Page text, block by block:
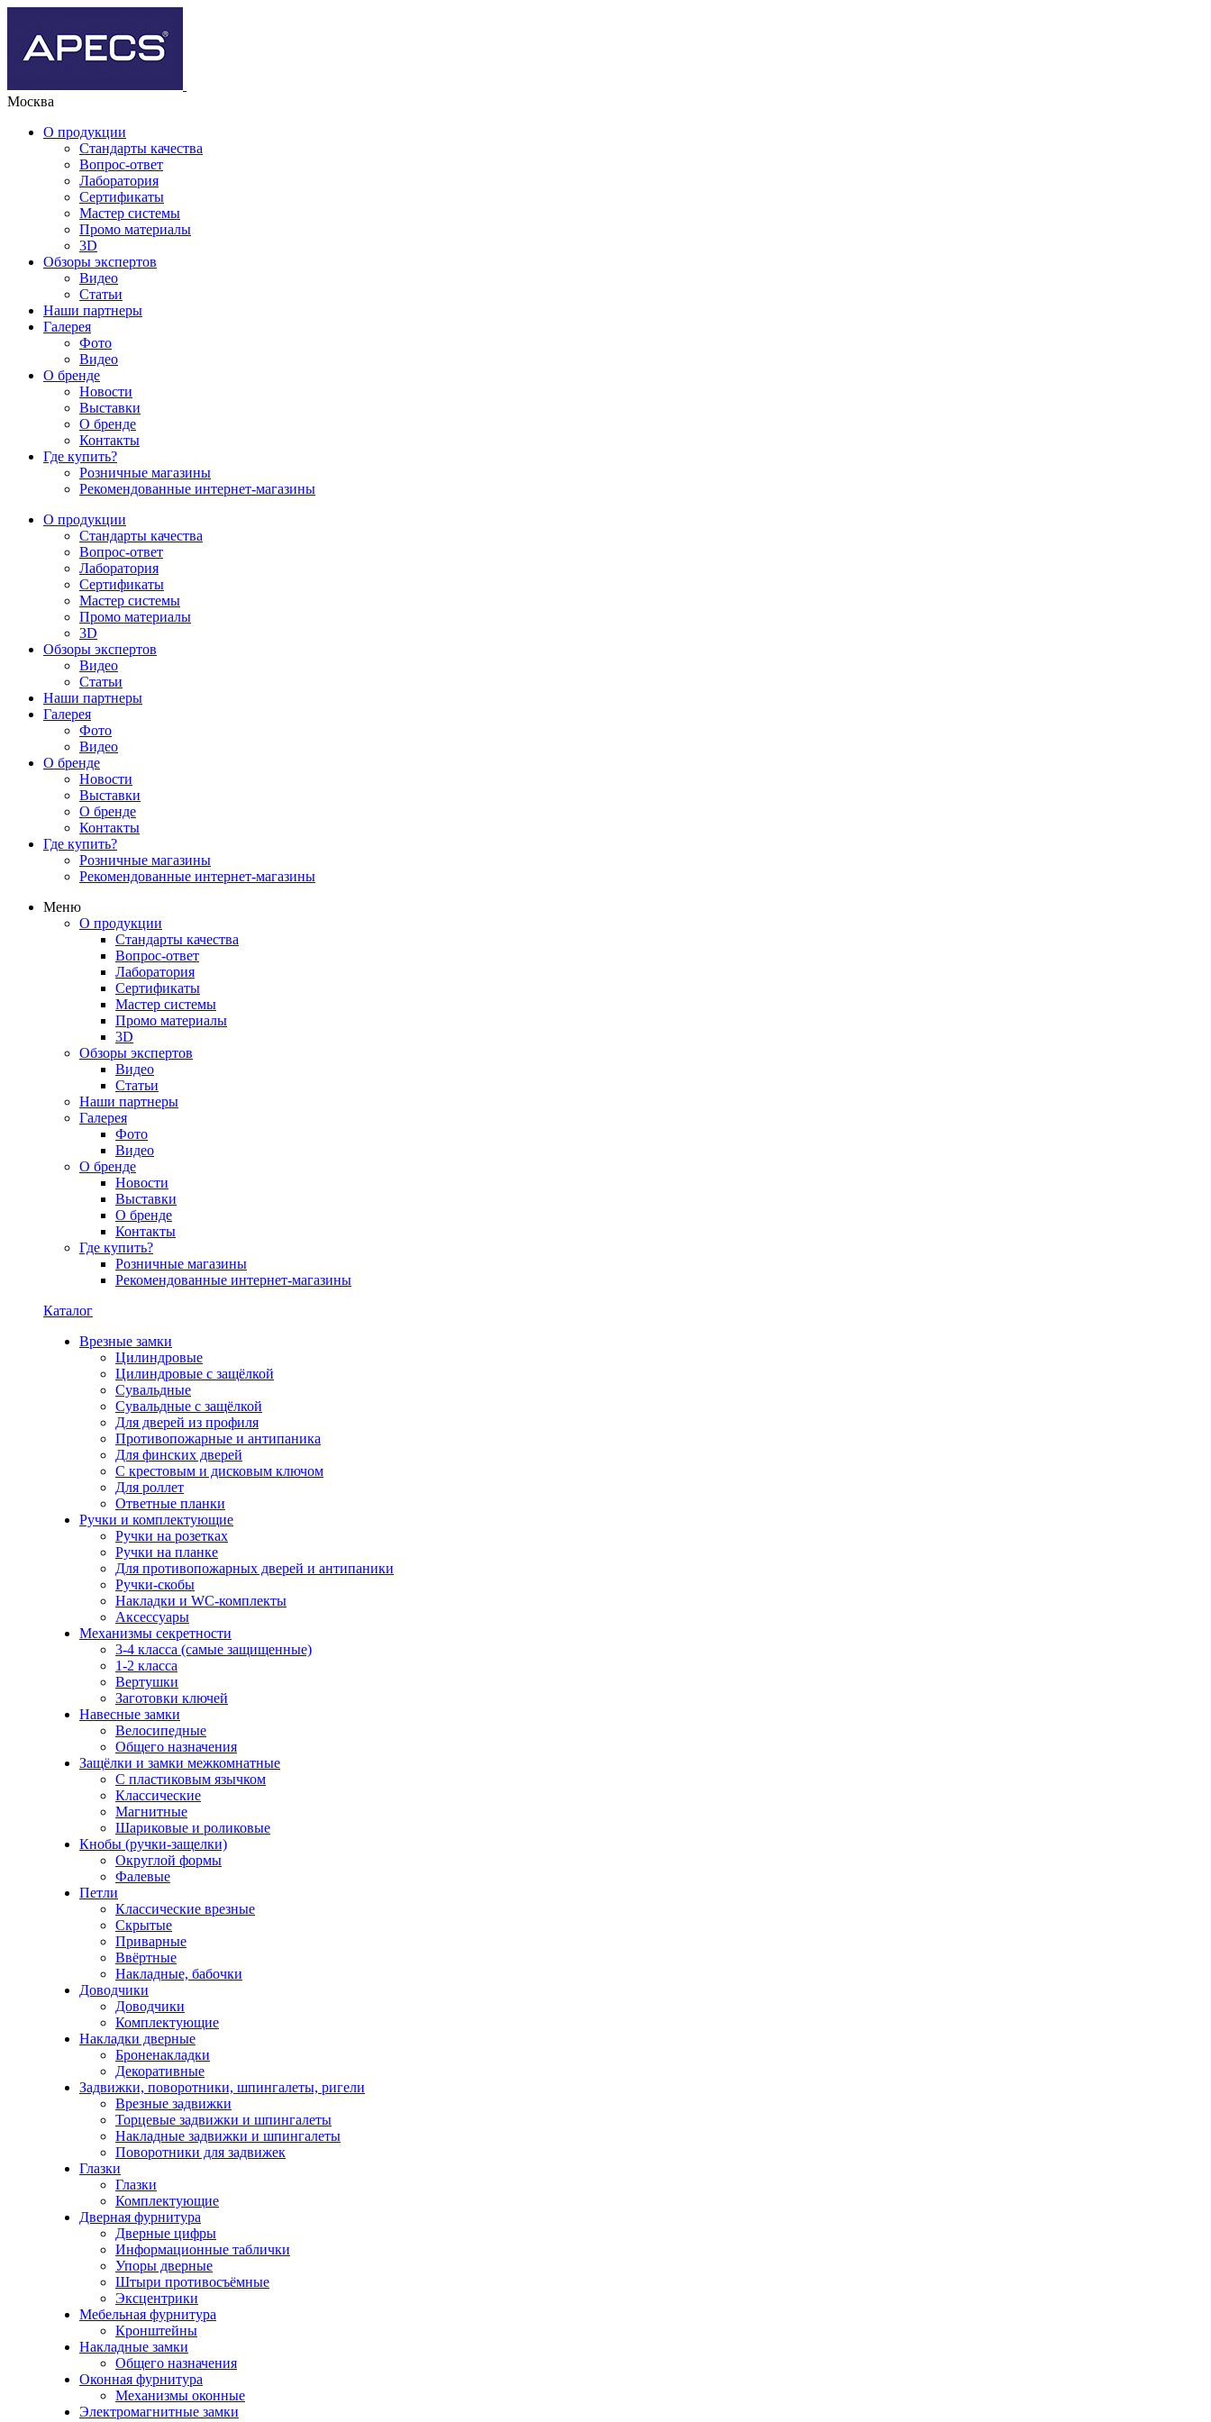
Москва
О продукции
Стандарты качества
Вопрос-ответ
Лаборатория
Сертификаты
Мастер системы
Промо материалы
3D
Обзоры экспертов
Видео
Статьи
Наши партнеры
Галерея
Фото
Видео
О бренде
Новости
Выставки
О бренде
Контакты
Где купить?
Розничные магазины
Рекомендованные интернет-магазины
О продукции
Стандарты качества
Вопрос-ответ
Лаборатория
Сертификаты
Мастер системы
Промо материалы
3D
Обзоры экспертов
Видео
Статьи
Наши партнеры
Галерея
Фото
Видео
О бренде
Новости
Выставки
О бренде
Контакты
Где купить?
Розничные магазины
Рекомендованные интернет-магазины
Меню
О продукции
Стандарты качества
Вопрос-ответ
Лаборатория
Сертификаты
Мастер системы
Промо материалы
3D
Обзоры экспертов
Видео
Статьи
Наши партнеры
Галерея
Фото
Видео
О бренде
Новости
Выставки
О бренде
Контакты
Где купить?
Розничные магазины
Рекомендованные интернет-магазины
Каталог
Врезные замки
Цилиндровые
Цилиндровые с защёлкой
Сувальдные
Сувальдные с защёлкой
Для дверей из профиля
Противопожарные и антипаника
Для финских дверей
С крестовым и дисковым ключом
Для роллет
Ответные планки
Ручки и комплектующие
Ручки на розетках
Ручки на планке
Для противопожарных дверей и антипаники
Ручки-скобы
Накладки и WC-комплекты
Аксессуары
Механизмы секретности
3-4 класса (самые защищенные)
1-2 класса
Вертушки
Заготовки ключей
Навесные замки
Велосипедные
Общего назначения
Защёлки и замки межкомнатные
С пластиковым язычком
Классические
Магнитные
Шариковые и роликовые
Кнобы (ручки-защелки)
Округлой формы
Фалевые
Петли
Классические врезные
Скрытые
Приварные
Ввёртные
Накладные, бабочки
Доводчики
Доводчики
Комплектующие
Накладки дверные
Броненакладки
Декоративные
Задвижки, поворотники, шпингалеты, ригели
Врезные задвижки
Торцевые задвижки и шпингалеты
Накладные задвижки и шпингалеты
Поворотники для задвижек
Глазки
Глазки
Комплектующие
Дверная фурнитура
Дверные цифры
Информационные таблички
Упоры дверные
Штыри противосъёмные
Эксцентрики
Мебельная фурнитура
Кронштейны
Накладные замки
Общего назначения
Оконная фурнитура
Механизмы оконные
Электромагнитные замки